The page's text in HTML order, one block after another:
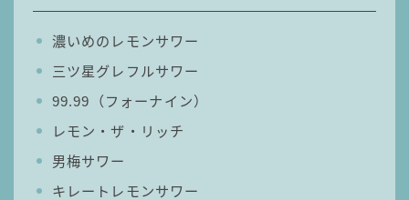
濃いめのレモンサワー
三ツ星グレフルサワー
99.99（フォーナイン）
レモン・ザ・リッチ
男梅サワー
キレートレモンサワー